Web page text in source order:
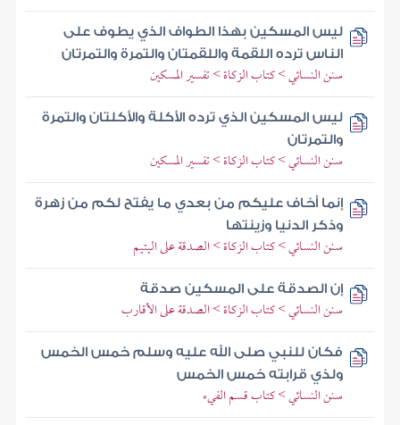
ليس المسكين بهذا الطواف الذي يطوف على
الناس ترده اللقمة واللقمتان والتمرة والتمرتان
سنن النسائي > كتاب الزكاة > تفسير المسكين
ليس المسكين الذي ترده الأكلة والأكلتان والتمرة
والتمرتان
سنن النسائي > كتاب الزكاة > تفسير المسكين
إنما أخاف عليكم من بعدي ما يفتح لكم من زهرة
وذكر الدنيا وزينتها
سنن النسائي > كتاب الزكاة > الصدقة على اليتيم
إن الصدقة على المسكين صدقة
سنن النسائي > كتاب الزكاة > الصدقة على الأقارب
فكان للنبي صلى الله عليه وسلم خمس الخمس
ولذي قرابته خمس الخمس
سنن النسائي > كتاب قسم الفيء